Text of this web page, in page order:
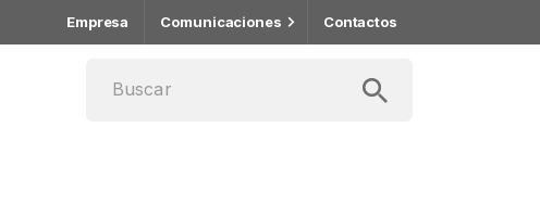
Empresa Comunicaciones Contactos